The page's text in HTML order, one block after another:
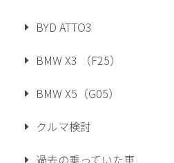
BYD ATTO3
BMW X3 （F25）
BMW X5（G05）
クルマ検討
過去の乗っていた車